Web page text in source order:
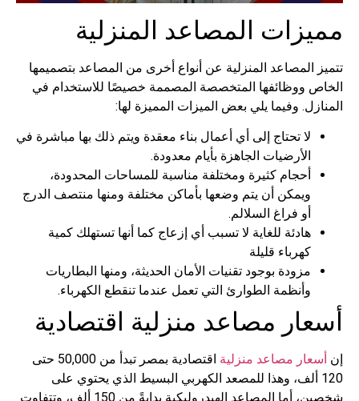
المصاعد المنزلية
المصاعد المنزلية عن أنواع أخرى من المصاعد بتصميمها
ووظائفها المتخصصة المصممة خصيصًا للاستخدام في
وفيما يلي بعض الميزات المميزة لها:
لا تحتاج إلى أي أعمال بناء معقدة ويتم ذلك بها مباشرة في
الأرضيات الجاهزة بأيام معدودة.
أحجام كثيرة ومختلفة مناسبة للمساحات المحدودة،
ويمكن أن يتم وضعها بأماكن مختلفة ومنها منتصف الدرج
أو فراغ السلالم.
هادئة للغاية لا تسبب أي إزعاج كما أنها تستهلك كمية
كهرباء قليلة
مزودة بوجود تقنيات الأمان الحديثة، ومنها البطاريات
وأنظمة الطوارئ التي تعمل عندما تنقطع الكهرباء.
مصاعد منزلية اقتصادية
مصاعد منزلية
اقتصادية بمصر تبدأ من 50,000 حتى
ألف، وهذا للمصعد الكهربي البسيط الذي يحتوي على
شخصين، أما المصاعد الهيدروليكية بدايةً من 150 ألف، وتتفاوت